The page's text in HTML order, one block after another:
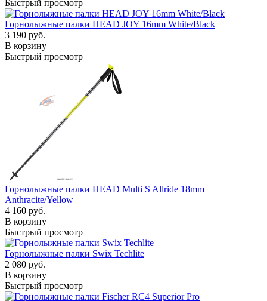
Быстрый просмотр
Горнолыжные палки HEAD JOY 16mm White/Black
3 190 руб.
В корзину
Быстрый просмотр
Горнолыжные палки HEAD Multi S Allride 18mm
Anthracite/Yellow
4 160 руб.
В корзину
Быстрый просмотр
Горнолыжные палки Swix Techlite
2 080 руб.
В корзину
Быстрый просмотр